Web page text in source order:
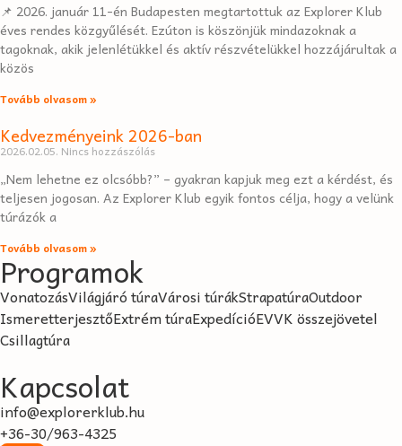
📌 2026. január 11-én Budapesten megtartottuk az Explorer Klub
éves rendes közgyűlését. Ezúton is köszönjük mindazoknak a
tagoknak, akik jelenlétükkel és aktív részvételükkel hozzájárultak a
közös
Tovább olvasom »
Kedvezményeink 2026-ban
2026.02.05. Nincs hozzászólás
„Nem lehetne ez olcsóbb?” – gyakran kapjuk meg ezt a kérdést, és
teljesen jogosan. Az Explorer Klub egyik fontos célja, hogy a velünk
túrázók a
Tovább olvasom »
Programok
VonatozásVilágjáró túraVárosi túrákStrapatúraOutdoor
IsmeretterjesztőExtrém túraExpedícióEVVK összejövetel
Csillagtúra
Kapcsolat
info@explorerklub.hu
+36-30/963-4325